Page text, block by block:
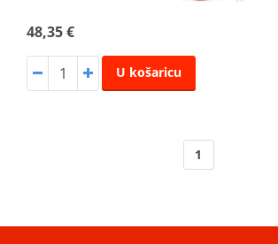
48,35 €
U košaricu
1